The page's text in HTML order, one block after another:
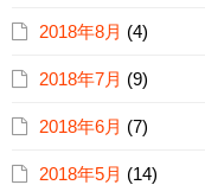
2018年8月 (4)
2018年7月 (9)
2018年6月 (7)
2018年5月 (14)